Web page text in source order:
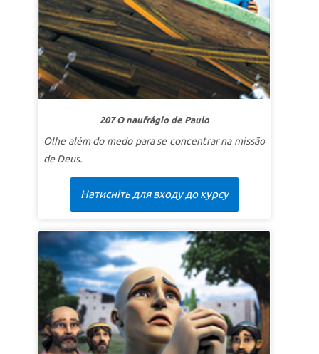
Bíblico e Placas Sinalizadoras.
LIÇÃO 1 ELAS APONTAM PARA JESUS.
SuperVerdade:Posso apontar outros para Cristo.
SuperVersículo“Volte-se para Deus! O reino dos
céus logo estará aqui.”Mateus 3:2b (CEV)
LIÇÃO 2 MAIS DE JESUS
Quero mais de Jesus e menos de
(João 3:30 ARC.)
LIÇÃO 3 A GRANDEZA DO REINO
SuperVerdade:Por causa de Jesus, posso ser
grande no Reino de Deus.
SuperVersículo“Em verdade vos digo, de todos os
que já viveram, nenhum é maior do que João
Batista. No entanto, mesmo a menor pessoa no
Reino dos Céus é maior do que ele!Mateus 11:11
207 O naufrágio de Paulo
Olhe além do medo para se concentrar na missão
de Deus.
Натисніть для входу до курсу